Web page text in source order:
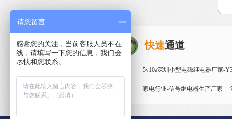
快速通道
5v10a深圳小型电磁继电器厂家-
Y32F 磁保持继电器 智能控制
案例 家电行业-信号继电器生产厂家
请您留言
感谢您的关注，当前客服人员不在
线，请填写一下您的信息，我们会
尽快和您联系。